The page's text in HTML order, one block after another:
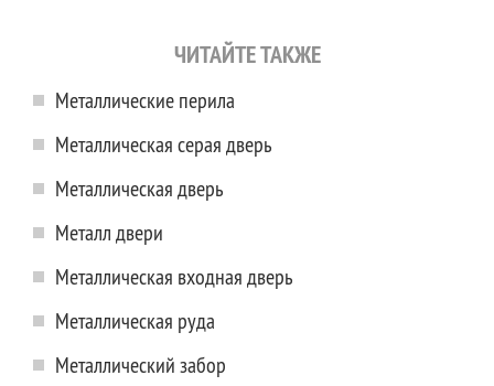
ЧИТАЙТЕ ТАКЖЕ
Металлические перила
Металлическая серая дверь
Металлическая дверь
Металл двери
Металлическая входная дверь
Металлическая руда
Металлический забор